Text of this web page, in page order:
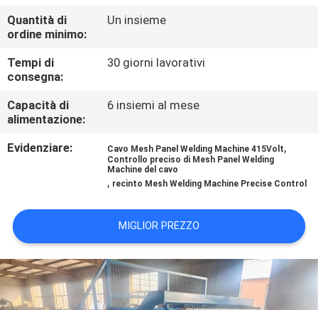
GIRO
DELLA
FABBRICA
CONTROLLO
QUALITÀ
CONTATTICI
RICHIEDA
UNA
CITAZIONE
Quantità di
ordine minimo:
Un insieme
Tempi di
consegna:
30 giorni lavorativi
Capacità di
alimentazione:
6 insiemi al mese
Evidenziare: Cavo Mesh Panel Welding Machine 415Volt,
Controllo preciso di Mesh Panel Welding
Machine del cavo
, recinto Mesh Welding Machine Precise Control
MIGLIOR PREZZO